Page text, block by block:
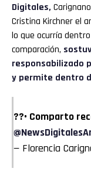
Digitales,
Cristina Kirchner el
lo que ocurría
comparación,
responsabilizado
y permite dentro
??• Comparto
— Florencia